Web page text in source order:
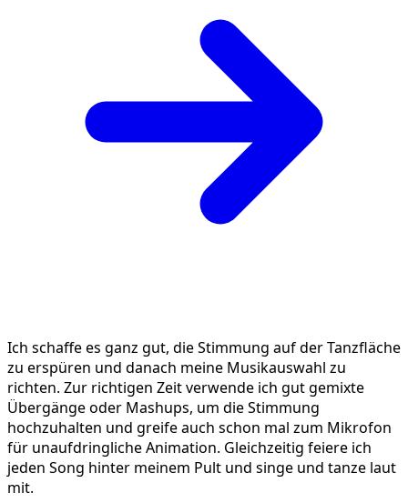
Ich schaffe es ganz gut, die Stimmung auf der Tanzfläche
zu erspüren und danach meine Musikauswahl zu
richten. Zur richtigen Zeit verwende ich gut gemixte
Übergänge oder Mashups, um die Stimmung
hochzuhalten und greife auch schon mal zum Mikrofon
für unaufdringliche Animation. Gleichzeitig feiere ich
jeden Song hinter meinem Pult und singe und tanze laut
mit.